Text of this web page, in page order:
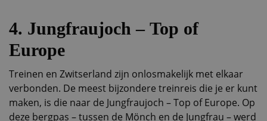
4. Jungfraujoch – Top of
Europe
Treinen en Zwitserland zijn onlosmakelijk met elkaar
verbonden. De meest bijzondere treinreis die je er kunt
maken, is die naar de Jungfraujoch – Top of Europe. Op
deze bergpas – tussen de Mönch en de Jungfrau – werd